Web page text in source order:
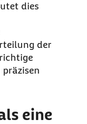
richtig
sonst
dies
der
eine